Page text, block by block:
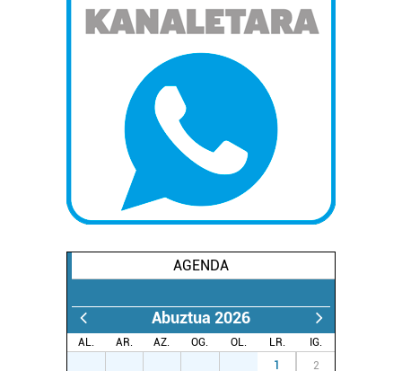
AGENDA
Abuztua 2026
AL. AR. AZ. OG. OL. LR.
IG.
1 2